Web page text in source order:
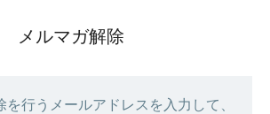
メルマガ解除
を行うメールアドレスを入力して、